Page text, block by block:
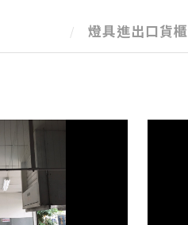
燈具進出口貨櫃